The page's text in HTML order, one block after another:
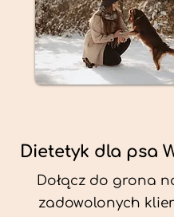
Dietetyk dla psa
Dołącz do grona
zadowolonych